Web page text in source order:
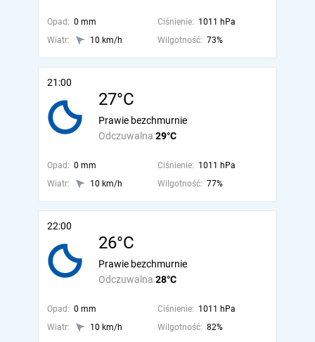
Opad: 0 mm Ciśnienie: 1011 hPa
Wiatr:
10 km/h Wilgotność: 73%
21:00
27°C
Odczuwalna 29°C
Prawie bezchmurnie
Opad: 0 mm Ciśnienie: 1011 hPa
Wiatr:
10 km/h Wilgotność: 77%
22:00
26°C
Odczuwalna 28°C
Prawie bezchmurnie
Opad: 0 mm Ciśnienie: 1011 hPa
Wiatr:
10 km/h Wilgotność: 82%